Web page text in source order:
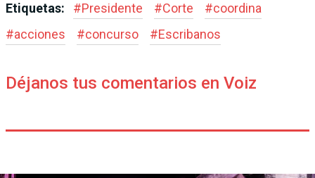
Etiquetas: #Presidente #Corte #coordina
#acciones #concurso #Escribanos
Déjanos tus comentarios en Voiz